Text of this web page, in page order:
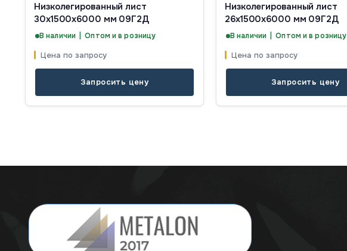
Низколегированный лист
30х1500х6000 мм 09Г2Д
В наличии | Оптом и в розницу
Цена по запросу
Запросить цену
Низколегированный лист
26х1500х6000 мм 09Г2Д
В наличии | Оптом и в розницу
Цена по запросу
Запросить цену